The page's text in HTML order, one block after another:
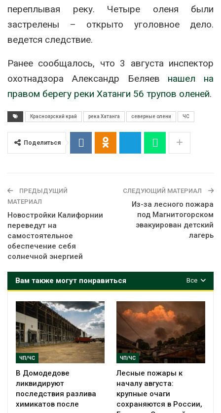
переплывая реку. Четыре оленя были
застрелены – открыто уголовное дело.
ведется следствие.
Ранее сообщалось, что 3 августа инспектор
охотнадзора Александр Беляев нашел на
правом берегу реки Хатанги 56 трупов оленей.
Красноярский край река Хатанга северные олени ЧС
Поделиться
ПРЕДЫДУЩИЙ
МАТЕРИАЛ
Новостройки Калифорнии
переведут на
самостоятельное
обеспечение себя
солнечной энергией
СЛЕДУЮЩИЙ МАТЕРИАЛ
Из-за лесного пожара
под Магнитогорском
эвакуирован детский
лагерь
Все
Вам также могут понравиться
ЧП/ЧС
В Домодедове
ликвидируют
последствия разлива
химикатов после
ЧП/ЧС
Лесные пожары к
началу августа:
крупные очаги
сохраняются в России,